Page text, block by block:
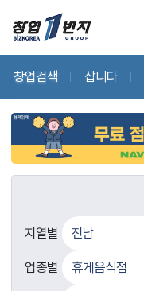
창업검색 삽니다
지열별
업종별